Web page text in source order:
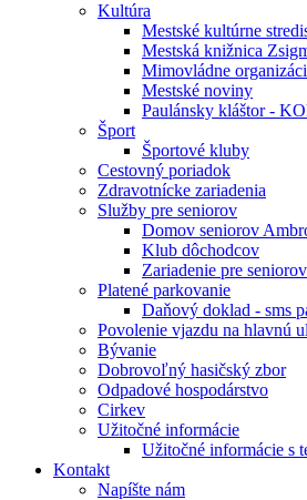
Kultúra
Mestské kultúrne
Mestská knižnica
Mimovládne
Mestské noviny
Paulánsky kláštor -
Šport
Športové kluby
Cestovný poriadok
Zdravotnícke zariadenia
Služby pre seniorov
Domov seniorov
Klub dôchodcov
Zariadenie pre seniorov
Platené parkovanie
Daňový doklad - sms
Povolenie vjazdu na hlavnú
Bývanie
Dobrovoľný hasičský zbor
Odpadové hospodárstvo
Cirkev
Užitočné informácie
Užitočné informácie s
Kontakt
Napíšte nám